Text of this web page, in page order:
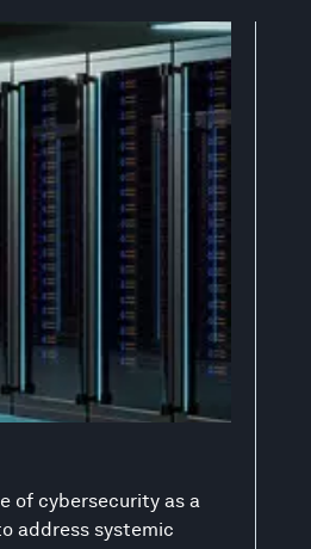
of cybersecurity as a
address systemic